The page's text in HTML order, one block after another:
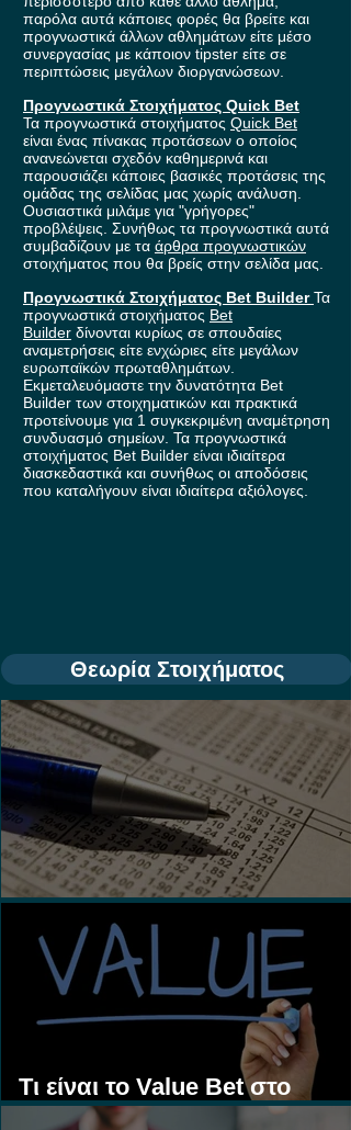
παρόλα αυτά κάποιες φορές θα βρείτε και
προγνωστικά άλλων αθλημάτων είτε μέσο
συνεργασίας με κάποιον tipster είτε σε
περιπτώσεις μεγάλων διοργανώσεων.
Προγνωστικά Στοιχήματος Quick Bet
Τα προγνωστικά στοιχήματος Quick Bet
είναι ένας πίνακας προτάσεων ο οποίος
ανανεώνεται σχεδόν καθημερινά και
παρουσιάζει κάποιες βασικές προτάσεις της
ομάδας της σελίδας μας χωρίς ανάλυση.
Ουσιαστικά μιλάμε για "γρήγορες"
προβλέψεις. Συνήθως τα προγνωστικά αυτά
συμβαδίζουν με τα άρθρα προγνωστικών
στοιχήματος που θα βρείς στην σελίδα μας.
Προγνωστικά Στοιχήματος Bet BuilderΤα
προγνωστικά στοιχήματος Bet
Builder δίνονται κυρίως σε σπουδαίες
αναμετρήσεις είτε ενχώριες είτε μεγάλων
ευρωπαϊκών πρωταθλημάτων.
Εκμεταλευόμαστε την δυνατότητα Bet
Builder των στοιχηματικών και πρακτικά
προτείνουμε για 1 συγκεκριμένη αναμέτρηση
συνδυασμό σημείων. Τα προγνωστικά
στοιχήματος Bet Builder είναι ιδιαίτερα
διασκεδαστικά και συνήθως οι αποδόσεις
που καταλήγουν είναι ιδιαίτερα αξιόλογες.
Θεωρία Στοιχήματος
Τι είναι τα Ασιατικά Χάντικαπ;
Τι είναι το Value Bet στο
Στοίχημα;